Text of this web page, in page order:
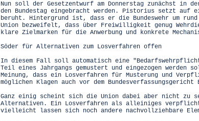
Nun soll der Gesetzentwurf am Donnerstag zunächst in
den Bundestag eingebracht werden. Pistorius setzt
beruht. Hintergrund ist, dass er die Bundeswehr um
Union bezweifelt, dass über Freiwilligkeit genug
klare Zielmarken für die Anwerbung und konkrete
Söder für Alternativen zum Losverfahren offen
In diesem Fall soll automatisch eine
Teil eines Jahrgangs gemustert und eingezogen
Meinung, dass ein Losverfahren für Musterung und
möglichen Klagen auch vor dem Bundesverfassungsgericht
Ganz einig scheint sich die Union dabei aber nicht zu
Alternativen. Ein Losverfahren als alleiniges
vielleicht lassen sich noch andere nachvollziehbare